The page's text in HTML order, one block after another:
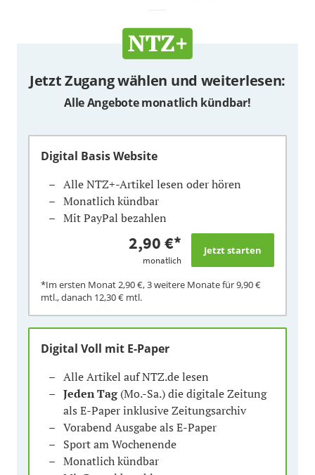
Jetzt Zugang wählen und weiterlesen:
Alle Angebote monatlich kündbar!
Digital Basis Website
Alle NTZ+-Artikel lesen oder hören
Monatlich kündbar
Mit PayPal bezahlen
2,90 €*
monatlich
*Im ersten Monat2,90 €, 3 weitere Monate für9,90 €
mtl., danach 12,30 € mtl.
Digital Voll mit E-Paper
Alle Artikel auf NTZ.de lesen
Jeden Tag(Mo.-Sa.) die digitale Zeitung
als E-Paper inklusive Zeitungsarchiv
Vorabend Ausgabe als E-Paper
Sport am Wochenende
Monatlich kündbar